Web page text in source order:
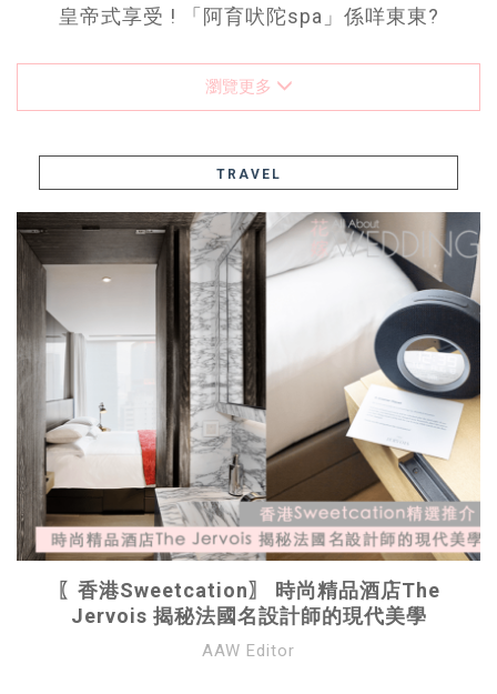
皇帝式享受 ! 「阿育吠陀spa」係咩東東?
瀏覽更多
TRAVEL
〖香港Sweetcation〗 時尚精品酒店The
Jervois 揭秘法國名設計師的現代美學
AAW Editor